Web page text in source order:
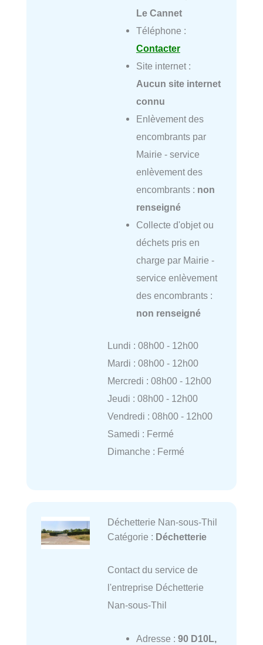
Le Cannet
Téléphone :
Contacter
Site internet :
Aucun site internet
connu
Enlèvement des
encombrants par
Mairie - service
enlèvement des
encombrants : non
renseigné
Collecte d'objet ou
déchets pris en
charge par Mairie -
service enlèvement
des encombrants :
non renseigné
Lundi : 08h00 - 12h00
Mardi : 08h00 - 12h00
Mercredi : 08h00 - 12h00
Jeudi : 08h00 - 12h00
Vendredi : 08h00 - 12h00
Samedi : Fermé
Dimanche : Fermé
Déchetterie Nan-sous-Thil
Catégorie : Déchetterie
Contact du service de
l'entreprise Déchetterie
Nan-sous-Thil
Adresse : 90 D10L,